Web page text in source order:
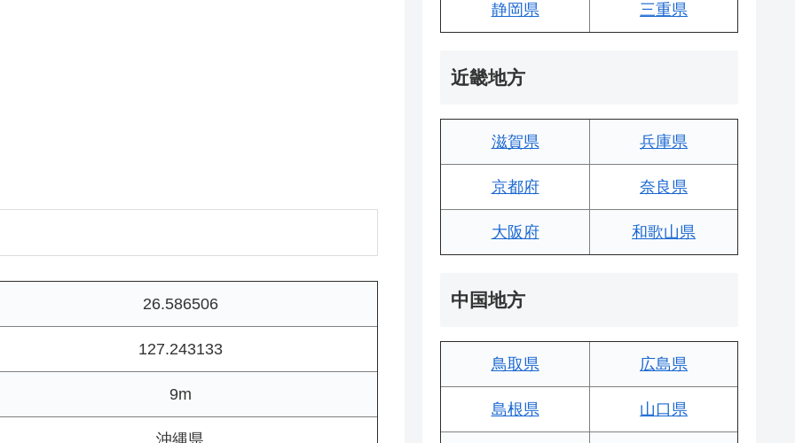
26.586506
127.243133
9m
沖縄県
静岡県 三重県
近畿地方
滋賀県 兵庫県
京都府 奈良県
大阪府 和歌山県
中国地方
鳥取県 広島県
島根県 山口県